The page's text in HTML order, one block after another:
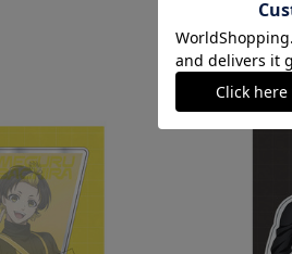
SOLD OUT